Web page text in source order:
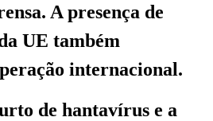
A presença de
UE também
internacional.
de hantavírus e a